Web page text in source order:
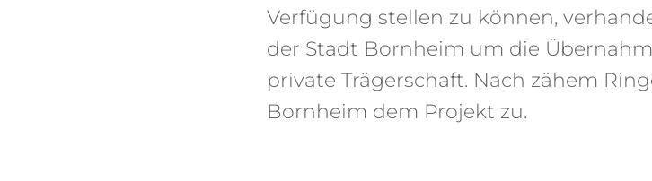
Verfügung stellen zu können,
der Stadt Bornheim um die
private Trägerschaft. Nach zähem
Bornheim dem Projekt zu.